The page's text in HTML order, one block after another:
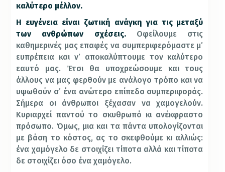
καλύτερο μέλλον.
Η ευγένεια είναι ζωτική ανάγκη για τις μεταξύ
των ανθρώπων σχέσεις.Οφείλουμε στις
καθημερινές μας επαφές να συμπεριφερόμαστε μ’
ευπρέπεια και ν’ αποκαλύπτουμε τον καλύτερο
εαυτό μας. Έτσι θα υποχρεώσουμε και τους
άλλους να μας φερθούν με ανάλογο τρόπο και να
υψωθούν σ’ ένα ανώτερο επίπεδο συμπεριφοράς.
Σήμερα οι άνθρωποι ξέχασαν να χαμογελούν.
Κυριαρχεί παντού το σκυθρωπό κι ανέκφραστο
πρόσωπο. Όμως, μια και τα πάντα υπολογίζονται
με βάση το κόστος, ας το σκεφθούμε κι αλλιώς:
ένα χαμόγελο δε στοιχίζει τίποτα αλλά και τίποτα
δε στοιχίζει όσο ένα χαμόγελο.